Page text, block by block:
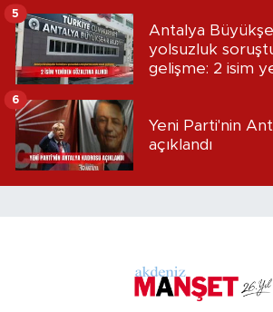
Antalya
yolsuzluk
gelişme: 2 isim
5
Yeni Parti'nin
açıklandı
6